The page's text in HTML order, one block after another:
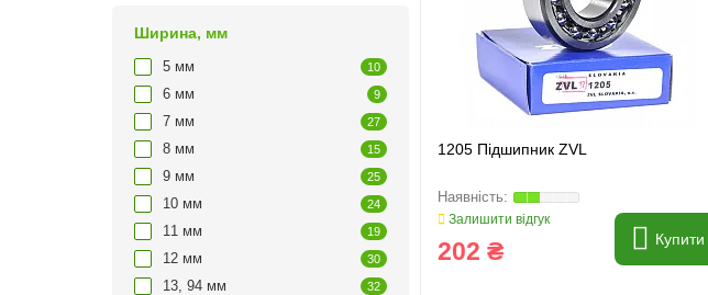
Ширина, мм
5 мм 10
6 мм 9
7 мм 27
8 мм 15
9 мм 25
10 мм 24
11 мм 19
12 мм 30
13, 94 мм 32
1205 Підшипник ZVL
Залишити відгук
202 ₴ Купити